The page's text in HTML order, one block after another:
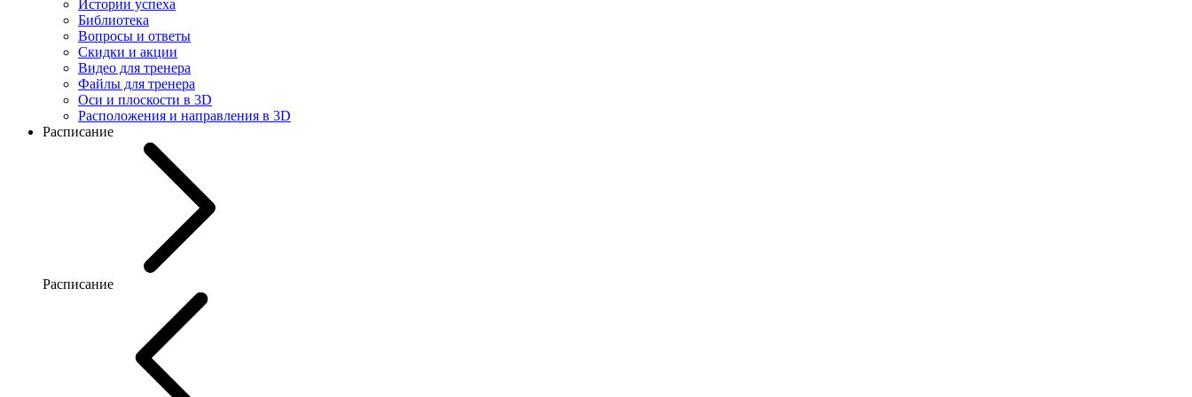
Истории успеха
Библиотека
Вопросы и ответы
Скидки и акции
Видео для тренера
Файлы для тренера
Оси и плоскости в 3D
Расположения и направления в 3D
Расписание
Расписание